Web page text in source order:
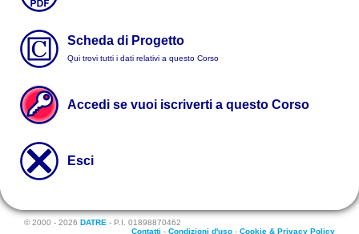
Scheda di Progetto
Qui trovi tutti i dati relativi a questo Corso
Accedi se vuoi iscriverti a questo Corso
Esci
© 2000 - 2026 DATRE - P.I. 01898870462
Contatti - Condizioni d'uso - Cookie & Privacy Policy